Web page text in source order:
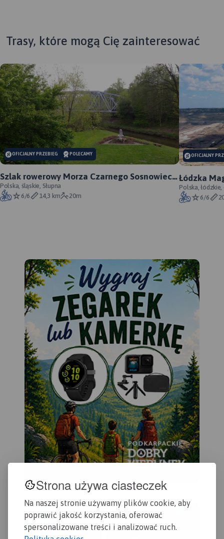
Strona używa ciasteczek
Na naszej stronie używamy plików cookie, aby
poprawić jakość korzystania, oferować
spersonalizowane treści i analizować ruch.
Trasy, które mogą Cię zainteresować
OFICJALNY PRZEBIEG POLECAMY
Szlak rowerowy Morza Czarnego Sosnowiec -
oficjalny przebieg
Polska, śląskie, Słupna
6/6
14,3 km 20m
OFICJALNY
Łódzka
Polska, łódzkie,
6/6